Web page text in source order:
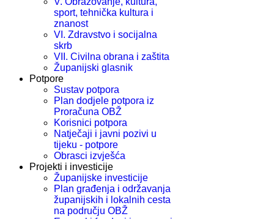
sport, tehnička kultura i
znanost
VI. Zdravstvo i socijalna
skrb
VII. Civilna obrana i zaštita
Županijski glasnik
Potpore
Sustav potpora
Plan dodjele potpora iz
Proračuna OBŽ
Korisnici potpora
Natječaji i javni pozivi u
tijeku - potpore
Obrasci izvješća
Projekti i investicije
Županijske investicije
Plan građenja i održavanja
županijskih i lokalnih cesta
na području OBŽ